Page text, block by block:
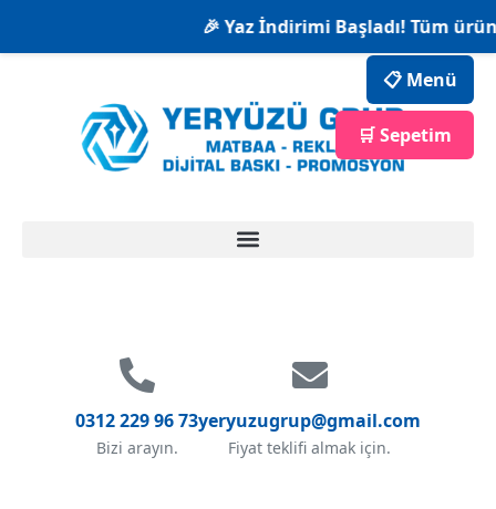
🎉 Yaz İndirimi Başladı! Tüm
0312 229 96 73
Bizi arayın.
yeryuzugrup@gmail.com
Fiyat teklifi almak için.
📋 Menü
🛒 Sepetim